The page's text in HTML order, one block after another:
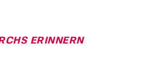
ERINNERN